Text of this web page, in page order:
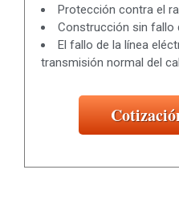
Protección contra el
Construcción sin fallo
El fallo de la línea
transmisión normal del